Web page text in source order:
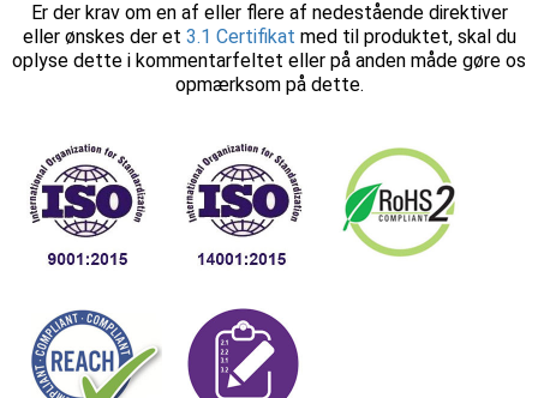
Er der krav om en af eller flere af nedestående direktiver
eller ønskes der et 3.1 Certifikat med til produktet, skal du
oplyse dette i kommentarfeltet eller på anden måde gøre os
opmærksom på dette.